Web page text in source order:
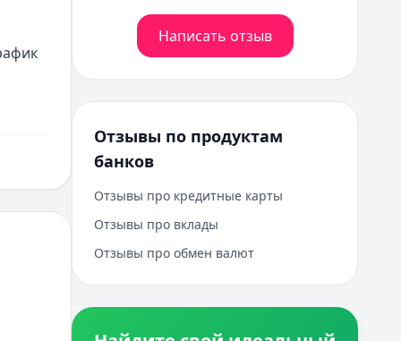
Написать отзыв
Отзывы по продуктам
банков
Отзывы про кредитные карты
Отзывы про вклады
Отзывы про обмен валют